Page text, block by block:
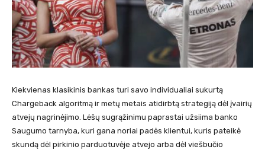
Kiekvienas klasikinis bankas turi savo individualiai sukurtą
Chargeback algoritmą ir metų metais atidirbtą strategiją dėl įvairių
atvejų nagrinėjimo. Lėšų sugrąžinimu paprastai užsiima banko
Saugumo tarnyba, kuri gana noriai padės klientui, kuris pateikė
skundą dėl pirkinio parduotuvėje atvejo arba dėl viešbučio